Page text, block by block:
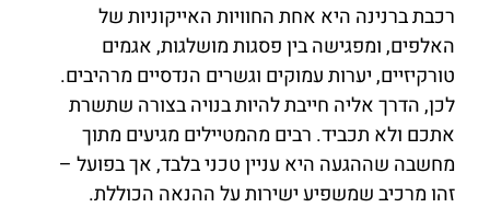
רכבת ברנינה היא אחת החוויות האייקוניות של
האלפים, ומפגישה בין פסגות מושלגות, אגמים
טורקיזיים, יערות עמוקים וגשרים הנדסיים מרהיבים.
לכן, הדרך אליה חייבת להיות בנויה בצורה שתשרת
אתכם ולא תכביד. רבים מהמטיילים מגיעים מתוך
מחשבה שההגעה היא עניין טכני בלבד, אך בפועל –
זהו מרכיב שמשפיע ישירות על ההנאה הכוללת.